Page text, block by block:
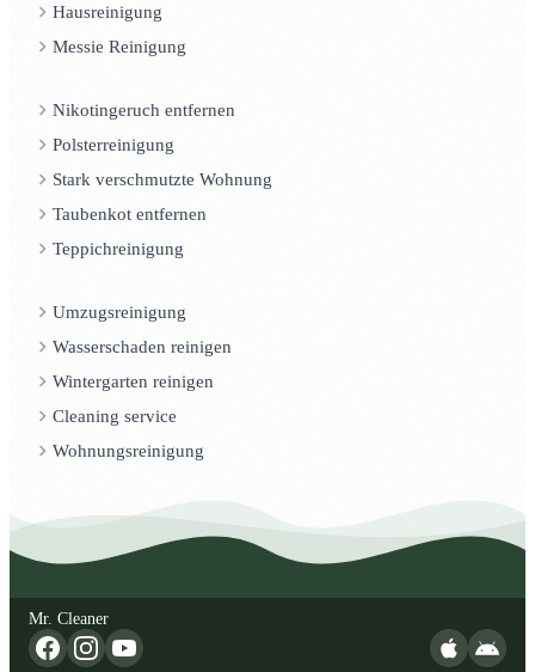
Hausreinigung
Messie Reinigung
Nikotingeruch entfernen
Polsterreinigung
Stark verschmutzte Wohnung
Taubenkot entfernen
Teppichreinigung
Umzugsreinigung
Wasserschaden reinigen
Wintergarten reinigen
Cleaning service
Wohnungsreinigung
Mr. Cleaner